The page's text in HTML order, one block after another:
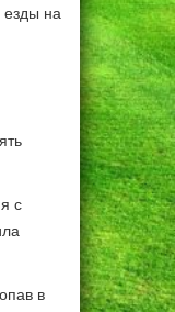
езды на
с
в